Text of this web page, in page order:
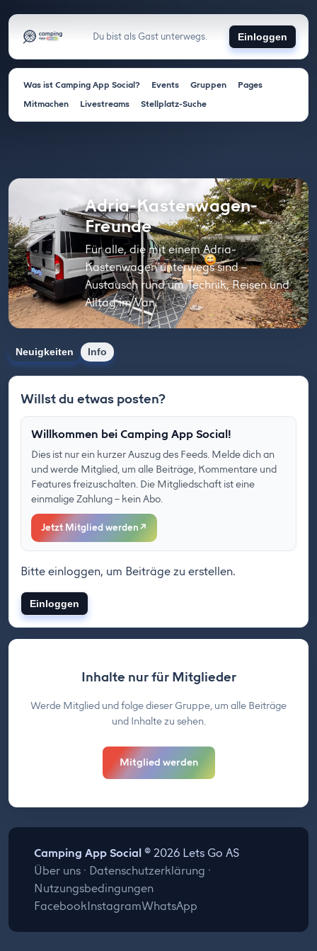
Du bist als Gast unterwegs. Einloggen
Was ist Camping App Social? Events Gruppen
Pages
Mitmachen
Livestreams Stellplatz-Suche
Adria-Kastenwagen-
Freunde
Für alle, die mit einem Adria-
Kastenwagen unterwegs sind –
Austausch rund um Technik, Reisen und
Alltag im Van.
Neuigkeiten Info
Willst du etwas posten?
Willkommen bei Camping App Social!
Dies ist nur ein kurzer Auszug des Feeds. Melde dich an
und werde Mitglied, um alle Beiträge, Kommentare und
Features freizuschalten. Die Mitgliedschaft ist eine
einmalige Zahlung – kein Abo.
Jetzt Mitglied werden ↗
Bitte einloggen, um Beiträge zu erstellen.
Einloggen
Inhalte nur für Mitglieder
Werde Mitglied und folge dieser Gruppe, um alle Beiträge
und Inhalte zu sehen.
Mitglied werden
Camping App Social© 2026 Lets Go AS
Über uns· Datenschutzerklärung ·
Nutzungsbedingungen
FacebookInstagramWhatsApp